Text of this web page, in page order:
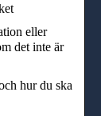
eller
det inte är
hur du ska